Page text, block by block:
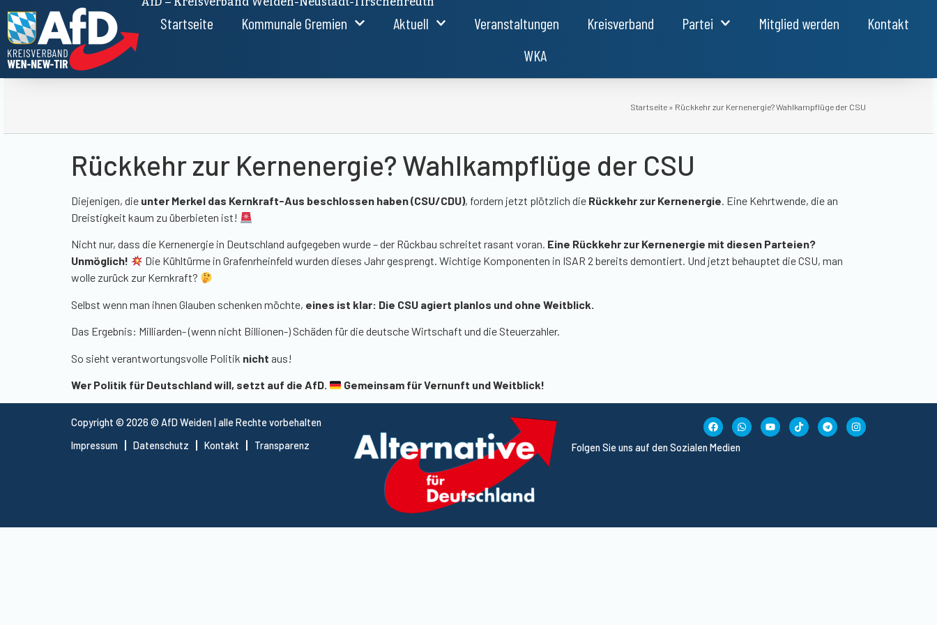
Startseite Kommunale Gremien Aktuell Veranstaltungen Kreisverband Partei Mitglied werden
Kontakt
WKA
Startseite » Rückkehr zur Kernenergie? Wahlkampflüge der CSU
Rückkehr zur Kernenergie? Wahlkampflüge der CSU
Diejenigen, die unter Merkel das Kernkraft-Aus beschlossen haben (CSU/CDU), fordern jetzt plötzlich die Rückkehr zur Kernenergie. Eine Kehrtwende, die an
Dreistigkeit kaum zu überbieten ist!
Nicht nur, dass die Kernenergie in Deutschland aufgegeben wurde – der Rückbau schreitet rasant voran. Eine Rückkehr zur Kernenergie mit diesen Parteien?
Unmöglich!
Die Kühltürme in Grafenrheinfeld wurden dieses Jahr gesprengt. Wichtige Komponenten in ISAR 2 bereits demontiert. Und jetzt behauptet die CSU, man
wolle zurück zur Kernkraft?
Selbst wenn man ihnen Glauben schenken möchte, eines ist klar: Die CSU agiert planlos und ohne Weitblick.
Das Ergebnis: Milliarden- (wenn nicht Billionen-) Schäden für die deutsche Wirtschaft und die Steuerzahler.
So sieht verantwortungsvolle Politik nicht aus!
Wer Politik für Deutschland will, setzt auf die AfD. Gemeinsam für Vernunft und Weitblick!
Copyright © 2026 © AfD Weiden | alle Rechte vorbehalten
Impressum
Datenschutz Kontakt Transparenz Folgen Sie uns auf den Sozialen Medien